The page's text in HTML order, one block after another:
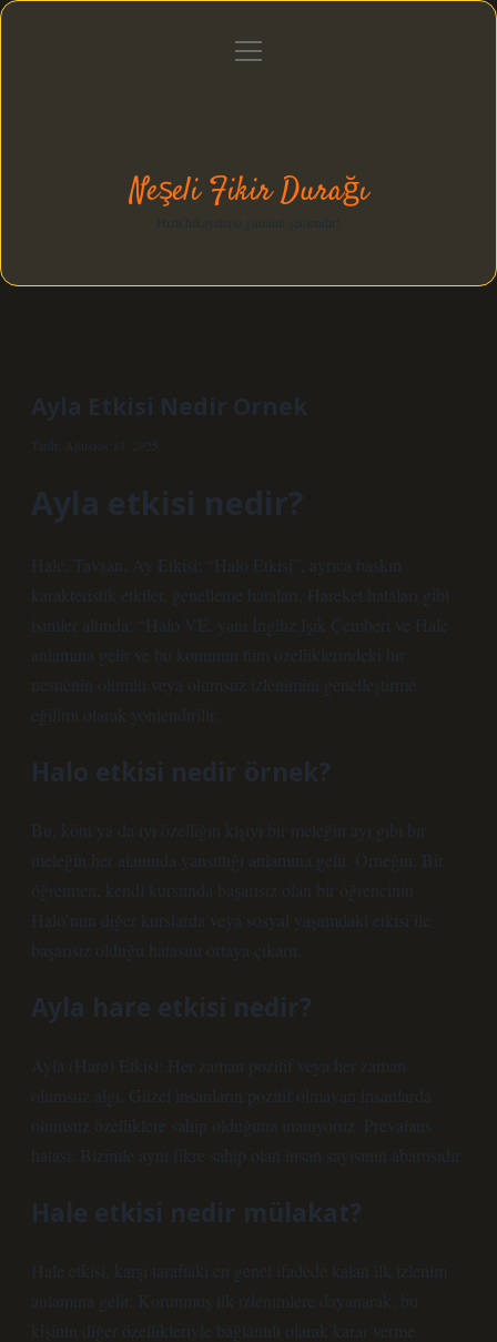
Gizlilik Politikası
menüyü
Neşeli Fikir Durağı
Ayla Etkisi Nedir Ornek
Tarih: Ağustos 13, 2025
Ayla etkisi nedir?
Hale, Tavşan, Ay Etkisi; “Halo Etkisi”, ayrıca baskın
karakteristik etkiler, genelleme hataları, Hareket hataları gibi
isimler altında; “Halo VE, yani İngiliz Işık Çemberi ve Hale
anlamına gelir ve bu konunun tüm özelliklerindeki bir
nesnenin olumlu veya olumsuz izlenimini genelleştirme
eğilimi olarak yönlendirilir.
Halo etkisi nedir örnek?
Bu, kötü ya da iyi özelliğin kişiyi bir meleğin ayı gibi bir
meleğin her alanında yansıttığı anlamına gelir. Örneğin; Bir
öğretmen, kendi kursunda başarısız olan bir öğrencinin
Halo’nun diğer kurslarda veya sosyal yaşamdaki etkisi ile
başarısız olduğu hatasını ortaya çıkarır.
Ayla hare etkisi nedir?
Ayla (Hare) Etkisi: Her zaman pozitif veya her zaman
olumsuz algı. Güzel insanların pozitif olmayan insanlarda
olumsuz özelliklere sahip olduğuna inanıyoruz. Prevalans
hatası: Bizimle aynı fikre sahip olan insan sayısının abartısıdır.
Hale etkisi nedir mülakat?
Hale etkisi, karşı taraftaki en genel ifadede kalan ilk izlenim
anlamına gelir. Korunmuş ilk izlenimlere dayanarak, bu
kişinin diğer özellikleriyle bağlantılı olarak karar verme